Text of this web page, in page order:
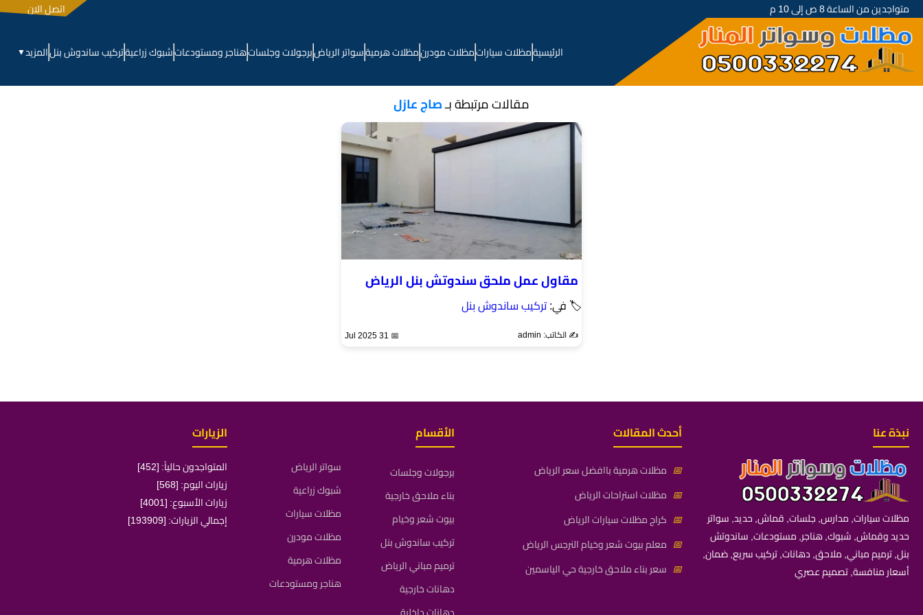
متواجدين من الساعة 8 ص إلى 10 م اتصل الان
الرئيسيةمظلات سياراتمظلات مودرنمظلات هرميةسواتر الرياضبرجولات وجلساتهناجر ومستودعاتشبوك زراعيةتركيب ساندوش بنلالمزيد▼
مقالات مرتبطة بـصاج عازل
مقاول عمل ملحق سندوتش بنل الرياض
🏷 في:تركيب ساندوش بنل
✍️ الكاتب: admin 📅 31 Jul 2025
نبذة عنا
مظلات سيارات, مدارس, جلسات, قماش, حديد, سواتر
حديد وقماش, شبوك, هناجر, مستودعات, ساندوتش
بنل, ترميم مباني, ملاحق, دهانات, تركيب سريع, ضمان,
أسعار منافسة, تصميم عصري
أحدث المقالات
📅 مظلات هرمية باافضل سعر الرياض
📅 مظلات استراحات الرياض
📅 كراج مظلات سيارات الرياض
📅 معلم بيوت شعر وخيام النرجس الرياض
📅 سعر بناء ملاحق خارجية حي الياسمين
الأقسام
برجولات وجلسات
بناء ملاحق خارجية
بيوت شعر وخيام
تركيب ساندوش بنل
ترميم مباني الرياض
دهانات خارجية
سواتر الرياض
شبوك زراعية
مظلات سيارات
مظلات مودرن
مظلات هرمية
هناجر ومستودعات
الزيارات
المتواجدون حالياً: [452]
زيارات اليوم: [568]
زيارات الأسبوع: [4001]
إجمالي الزيارات: [193909]